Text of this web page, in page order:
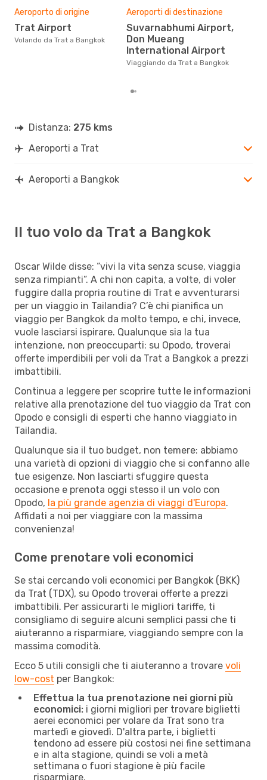
Aeroporto di origine
Trat Airport
Volando da Trat a Bangkok
Aeroporti di destinazione
Suvarnabhumi Airport,
Don Mueang
International Airport
Viaggiando da Trat a Bangkok
Distanza: 275 kms
Aeroporti a Trat
Aeroporti a Bangkok
Il tuo volo da Trat a Bangkok
Oscar Wilde disse: “vivi la vita senza scuse, viaggia
senza rimpianti”. A chi non capita, a volte, di voler
fuggire dalla propria routine di Trat e avventurarsi
per un viaggio in Tailandia? C’è chi pianifica un
viaggio per Bangkok da molto tempo, e chi, invece,
vuole lasciarsi ispirare. Qualunque sia la tua
intenzione, non preoccuparti: su Opodo, troverai
offerte imperdibili per voli da Trat a Bangkok a prezzi
imbattibili.
Continua a leggere per scoprire tutte le informazioni
relative alla prenotazione del tuo viaggio da Trat con
Opodo e consigli di esperti che hanno viaggiato in
Tailandia.
Qualunque sia il tuo budget, non temere: abbiamo
una varietà di opzioni di viaggio che si confanno alle
tue esigenze. Non lasciarti sfuggire questa
occasione e prenota oggi stesso il un volo con
Opodo, la più grande agenzia di viaggi d'Europa.
Affidati a noi per viaggiare con la massima
convenienza!
Come prenotare voli economici
Se stai cercando voli economici per Bangkok (BKK)
da Trat (TDX), su Opodo troverai offerte a prezzi
imbattibili. Per assicurarti le migliori tariffe, ti
consigliamo di seguire alcuni semplici passi che ti
aiuteranno a risparmiare, viaggiando sempre con la
massima comodità.
Ecco 5 utili consigli che ti aiuteranno a trovare voli
low-cost per Bangkok:
Effettua la tua prenotazione nei giorni più
economici: i giorni migliori per trovare biglietti
aerei economici per volare da Trat sono tra
martedì e giovedì. D'altra parte, i biglietti
tendono ad essere più costosi nei fine settimana
e in alta stagione, quindi se voli a metà
settimana o fuori stagione è più facile
risparmiare.